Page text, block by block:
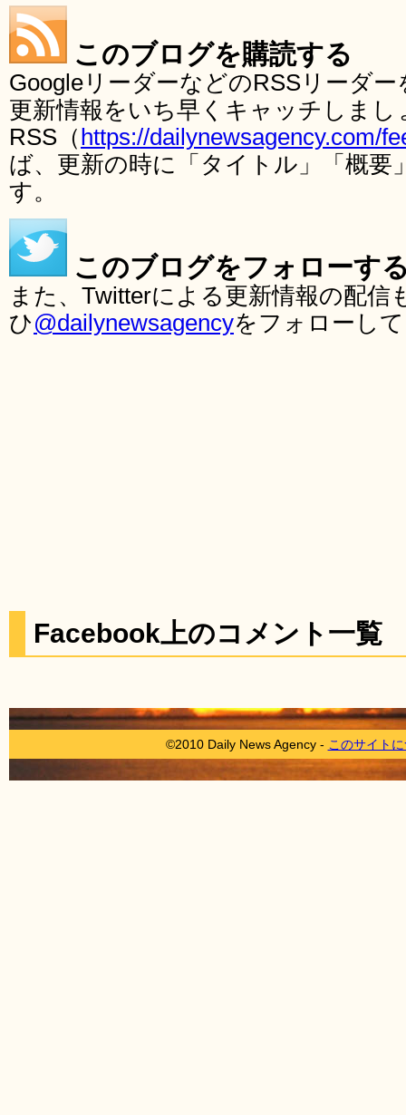
このブログを購読する
GoogleリーダーなどのRSSリーダ
更新情報をいち早くキャッチしま
RSS（ https://dailynewsagency.com/
ば、更新の時に「タイトル」「概要
す。
このブログをフォローす
また、Twitterによる更新情報の配
ひ@dailynewsagencyをフォローし
Facebook上のコメント一覧
©2010 Daily News Agency - このサイト